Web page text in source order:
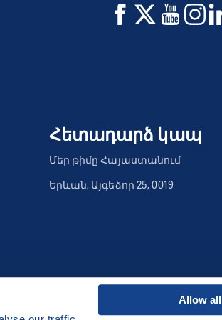
Allow all
Հետադարձ կապ
Մեր թիմը Հայաստանում
Երևան, Այգեձոր 25, 0019